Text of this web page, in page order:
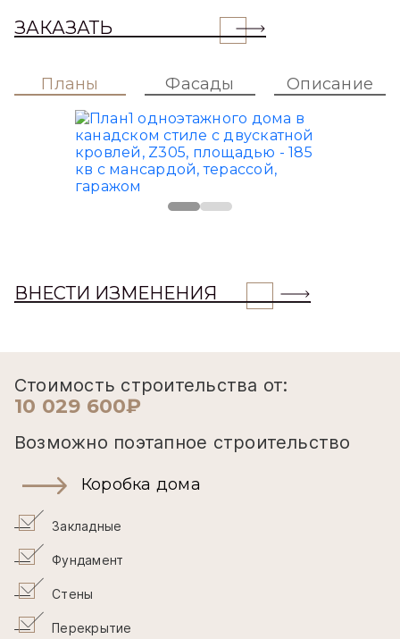
ЗАКАЗАТЬ
Планы Фасады Описание
ВНЕСТИ ИЗМЕНЕНИЯ
Стоимость строительства от:
10 029 600₽
Возможно поэтапное строительство
Коробка дома
Закладные
Фундамент
Стены
Перекрытие